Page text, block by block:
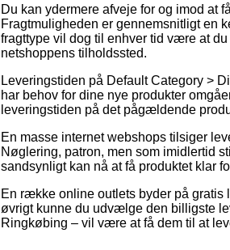
Du kan ydermere afveje for og imod at
Fragtmuligheden er gennemsnitligt en
fragttype vil dog til enhver tid være at
netshoppens tilholdssted.
Leveringstiden på Default Category >
har behov for dine nye produkter
leveringstiden på det pågældende
En masse internet webshops tilsiger
Nøglering, patron, men som imidlertid
sandsynligt kan nå at få produktet klar
En række online outlets byder på gratis
øvrigt kunne du udvælge den billigste
Ringkøbing – vil være at få dem til at